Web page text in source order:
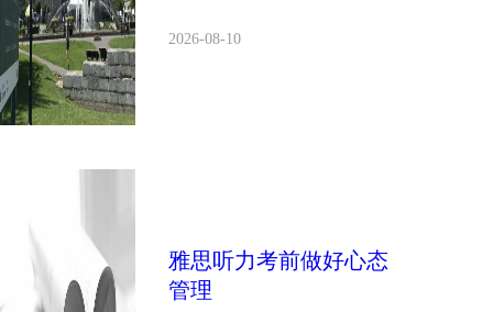
2026-08-10
雅思听力考前做好心态
管理